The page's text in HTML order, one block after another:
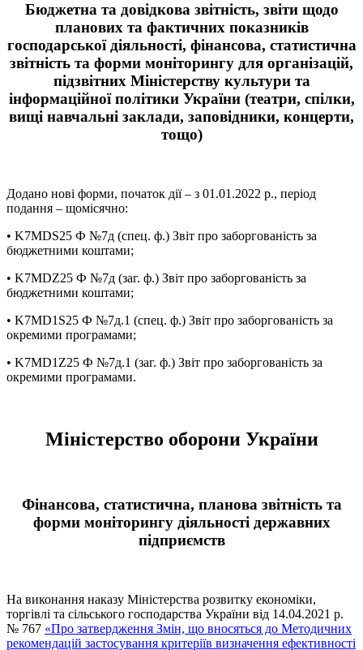
Бюджетна та довідкова звітність, звіти щодо
планових та фактичних показників
господарської діяльності, фінансова, статистична
звітність та форми моніторингу для організацій,
підзвітних Міністерству культури та
інформаційної політики України (театри, спілки,
вищі навчальні заклади, заповідники, концерти,
тощо)
Додано нові форми, початок дії – з 01.01.2022 р., період
подання – щомісячно:
• K7MDS25 Ф №7д (спец. ф.) Звіт про заборгованість за
бюджетними коштами;
• K7MDZ25 Ф №7д (заг. ф.) Звіт про заборгованість за
бюджетними коштами;
• K7MD1S25 Ф №7д.1 (спец. ф.) Звіт про заборгованість за
окремими програмами;
• K7MD1Z25 Ф №7д.1 (заг. ф.) Звіт про заборгованість за
окремими програмами.
Міністерство оборони України
Фінансова, статистична, планова звітність та
форми моніторингу діяльності державних
підприємств
На виконання наказу Міністерства розвитку економіки,
торгівлі та сільського господарства України від 14.04.2021 р.
№ 767 «Про затвердження Змін, що вносяться до Методичних
рекомендацій застосування критеріїв визначення ефективності